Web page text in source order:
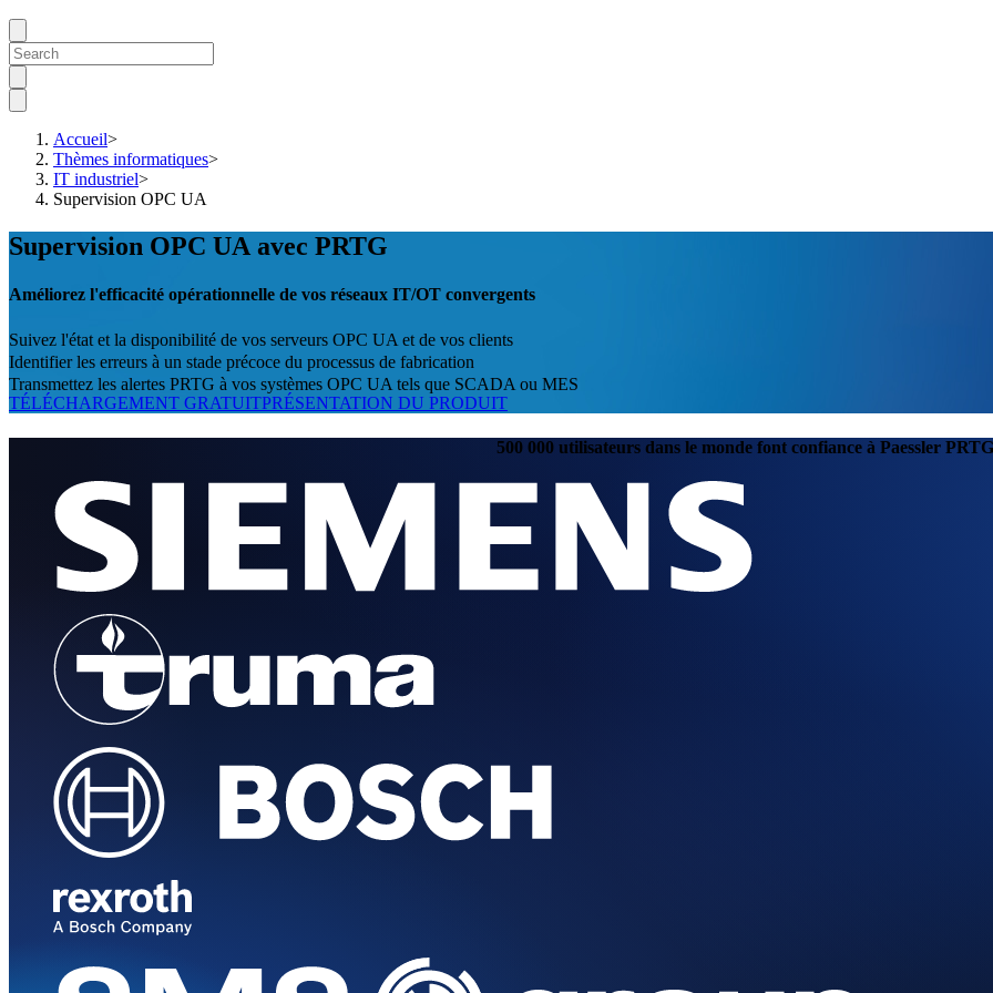
Accueil>
Thèmes informatiques>
IT industriel>
Supervision OPC UA
Supervision OPC UA avec PRTG
Améliorez l'efficacité opérationnelle de vos réseaux IT/OT convergents
Suivez l'état et la disponibilité de vos serveurs OPC UA et de vos clients
Identifier les erreurs à un stade précoce du processus de fabrication
Transmettez les alertes PRTG à vos systèmes OPC UA tels que SCADA ou MES
TÉLÉCHARGEMENT GRATUITPRÉSENTATION DU PRODUIT
500 000 utilisateurs dans le monde font confiance à Paessler PRTG